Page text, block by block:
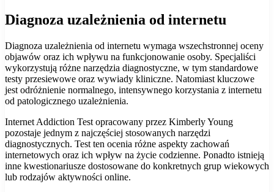
Diagnoza uzależnienia od internetu
Diagnoza uzależnienia od internetu wymaga wszechstronnej oceny
objawów oraz ich wpływu na funkcjonowanie osoby. Specjaliści
wykorzystują różne narzędzia diagnostyczne, w tym standardowe
testy przesiewowe oraz wywiady kliniczne. Natomiast kluczowe
jest odróżnienie normalnego, intensywnego korzystania z internetu
od patologicznego uzależnienia.
Internet Addiction Test opracowany przez Kimberly Young
pozostaje jednym z najczęściej stosowanych narzędzi
diagnostycznych. Test ten ocenia różne aspekty zachowań
internetowych oraz ich wpływ na życie codzienne. Ponadto istnieją
inne kwestionariusze dostosowane do konkretnych grup wiekowych
lub rodzajów aktywności online.